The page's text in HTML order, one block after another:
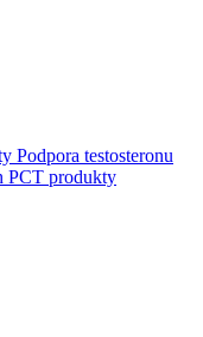
Podpora testosteronu
PCT produkty